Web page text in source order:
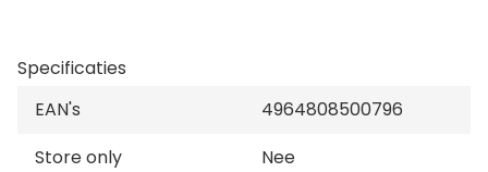
Specificaties
EAN's
4964808500796
Store only
Nee